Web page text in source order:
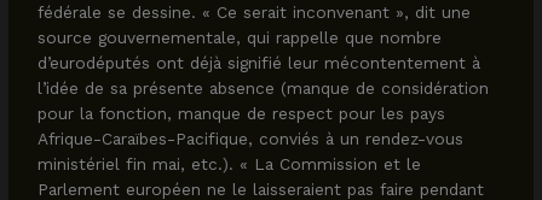
fédérale se dessine. « Ce serait inconvenant », dit une
source gouvernementale, qui rappelle que nombre
d’eurodéputés ont déjà signifié leur mécontentement à
l’idée de sa présente absence (manque de considération
pour la fonction, manque de respect pour les pays
Afrique-Caraïbes-Pacifique, conviés à un rendez-vous
ministériel fin mai, etc.). « La Commission et le
Parlement européen ne le laisseraient pas faire pendant